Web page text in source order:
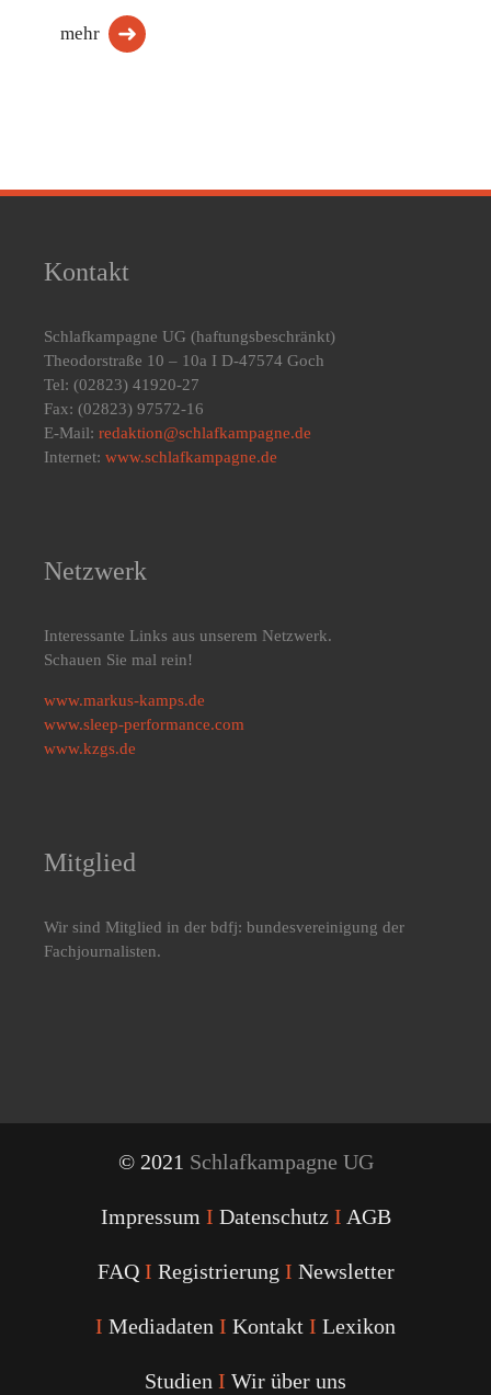
mehr
Kontakt
Schlafkampagne UG (haftungsbeschränkt)
Theodorstraße 10 – 10a I D-47574 Goch
Tel: (02823) 41920-27
Fax: (02823) 97572-16
E-Mail: redaktion@schlafkampagne.de
Internet: www.schlafkampagne.de
Netzwerk
Interessante Links aus unserem Netzwerk.
Schauen Sie mal rein!
www.markus-kamps.de
www.sleep-performance.com
www.kzgs.de
Mitglied
Wir sind Mitglied in der bdfj: bundesvereinigung der
Fachjournalisten.
© 2021 Schlafkampagne UG
Impressum I Datenschutz I AGB
FAQ I Registrierung I Newsletter
I Mediadaten I Kontakt I Lexikon
Studien I Wir über uns